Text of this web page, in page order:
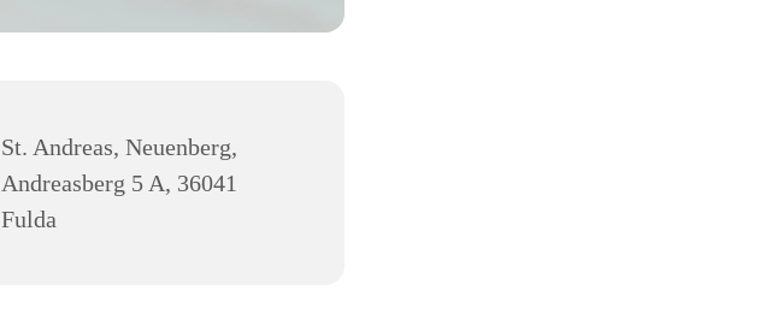
St. Andreas, Neuenberg,
Andreasberg 5 A, 36041
Fulda